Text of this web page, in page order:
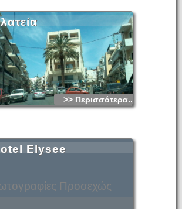
>> Περισσότερα...
Προσεχώς
Elysee